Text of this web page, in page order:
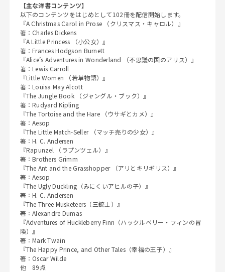
【主な洋書コンテンツ】
以下のコンテンツをはじめとして102冊を配信開始します。
『A Christmas Carol in Prose （クリスマス・キャロル）』
著：Charles Dickens
『A Little Princess （小公女）』
著：Frances Hodgson Burnett
『Alice’s Adventures in Wonderland （不思議の国のアリス）』
著：Lewis Carroll
『Little Women （若草物語）』
著：Louisa May Alcott
『The Jungle Book （ジャングル・ブック）』
著：Rudyard Kipling
『The Tortoise and the Hare （ウサギとカメ）』
著：Aesop
『The Little Match-Seller （マッチ売りの少女）』
著：H. C. Andersen
『Rapunzel （ラプンツェル）』
著：Brothers Grimm
『The Ant and the Grasshopper （アリとキリギリス）』
著：Aesop
『The Ugly Duckling（みにくいアヒルの子）』
著：H. C. Andersen
『The Three Musketeers（三銃士）』
著：Alexandre Dumas
『Adventures of Huckleberry Finn（ハックルベリー・フィンの冒
険）』
著：Mark Twain
『The Happy Prince, and Other Tales（幸福の王子）』
著：Oscar Wilde
他 89点